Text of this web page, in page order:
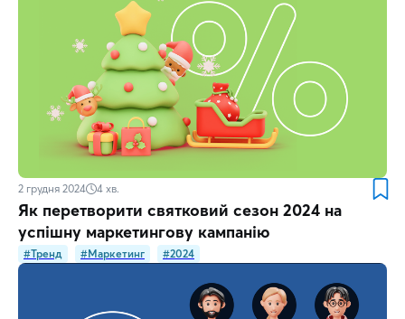
2 грудня 2024 4 хв.
Як перетворити святковий сезон 2024 на
успішну маркетингову кампанію
#Тренд #Маркетинг #2024